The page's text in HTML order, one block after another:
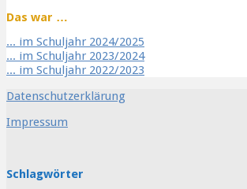
Das war …
... im Schuljahr 2024/2025
... im Schuljahr 2023/2024
... im Schuljahr 2022/2023
Datenschutzerklärung
Impressum
Schlagwörter